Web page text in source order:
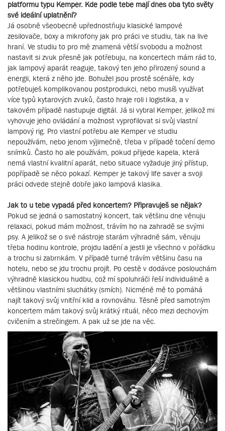
platformu typu Kemper. Kde podle tebe mají dnes oba tyto světy
své ideální uplatnění?
Já osobně všeobecně upřednostňuju klasické lampové
zesilovače, boxy a mikrofony jak pro práci ve studiu, tak na live
hraní. Ve studiu to pro mě znamená větší svobodu a možnost
nastavit si zvuk přesně jak potřebuju, na koncertech mám rád to,
jak lampový aparát reaguje, takový ten jeho přirozený sound a
energii, která z něho jde. Bohužel jsou prostě scénáře, kdy
potřebuješ komplikovanou postprodukci, nebo musíš využívat
více typů kytarových zvuků, často hraje roli i logistika, a v
takovém případě nastupuje digitál. Já si vybral Kemper, jelikož mi
vyhovuje jeho ovládání a možnost vyprofilovat si svůj vlastní
lampový rig. Pro vlastní potřebu ale Kemper ve studiu
nepoužívám, nebo jenom výjimečně, třeba v případě točení demo
snímků. Často ho ale používám, pokud přijede kapela, která
nemá vlastní kvalitní aparát, nebo situace vyžaduje jiný přístup,
popřípadě se něco pokazí. Kemper je takový life saver a svoji
práci odvede stejně dobře jako lampová klasika.
Jak to u tebe vypadá před koncertem? Připravuješ se nějak?
Pokud se jedná o samostatný koncert, tak většinu dne věnuju
relaxaci, pokud mám možnost, trávím ho na zahradě se svými
psy. A jelikož se o své nástroje starám výhradně sám, věnuju
třeba hodinu kontrole, projdu ladění a jestli je všechno v pořádku
a trochu si zabrnkám. V případě turné trávím většinu času na
hotelu, nebo se jdu trochu projít. Po cestě v dodávce poslouchám
výhradně klasickou hudbu, což mí spoluhráči řeší individuálně a
většinou vlastními sluchátky (smích). Nicméně mě to pomáhá
najít takový svůj vnitřní klid a rovnováhu. Těsně před samotným
koncertem mám takový svůj krátký rituál, něco mezi dechovým
cvičením a strečingem. A pak už se jde na věc.